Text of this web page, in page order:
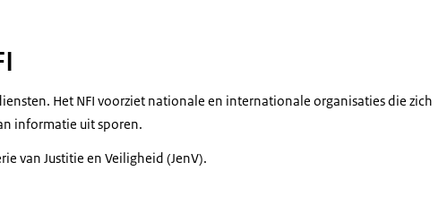
Het NFI voorziet nationale en internationale organisaties die zich
informatie uit sporen.
van Justitie en Veiligheid (JenV).